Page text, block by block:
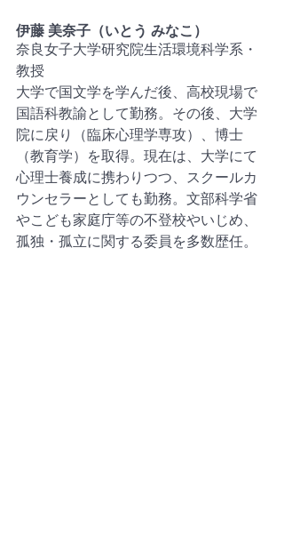
伊藤 美奈子（いとう みなこ）
奈良女子大学研究院生活環境科学系・
教授
大学で国文学を学んだ後、高校現場で
国語科教諭として勤務。その後、大学
院に戻り（臨床心理学専攻）、博士
（教育学）を取得。現在は、大学にて
心理士養成に携わりつつ、スクールカ
ウンセラーとしても勤務。文部科学省
やこども家庭庁等の不登校やいじめ、
孤独・孤立に関する委員を多数歴任。